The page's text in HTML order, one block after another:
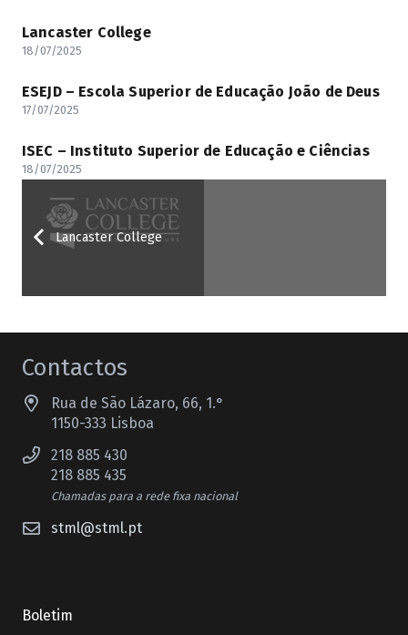
Lancaster College
18/07/2025
ESEJD – Escola Superior de Educação João de Deus
17/07/2025
ISEC – Instituto Superior de Educação e Ciências
18/07/2025
Lancaster College
Contactos
Rua de São Lázaro, 66, 1.°
1150-333 Lisboa
218 885 430
218 885 435
Chamadas para a rede fixa nacional
stml@stml.pt
Boletim